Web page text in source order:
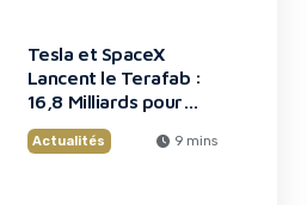
Tesla et SpaceX
Lancent le Terafab :
16,8 Milliards pour
une Usine de Puces
Révolutionnaire
Actualités 9 mins